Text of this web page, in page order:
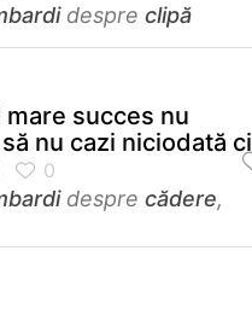
despre clipă
mare succes nu
nu cazi niciodată
despre cădere,